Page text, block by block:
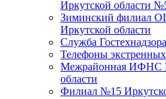
Иркутской области
Зиминский филиал
Иркутской области
Служба
Телефоны
Межрайонная ИФНС
области
Филиал №15